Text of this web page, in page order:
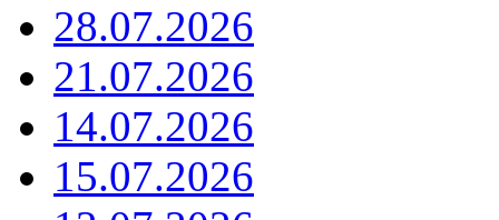
28.07.2026
21.07.2026
14.07.2026
15.07.2026